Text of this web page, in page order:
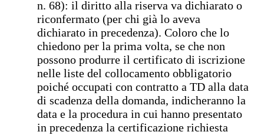
n. 68): il diritto alla riserva va dichiarato o
riconfermato (per chi già lo aveva
dichiarato in precedenza). Coloro che lo
chiedono per la prima volta, se che non
possono produrre il certificato di iscrizione
nelle liste del collocamento obbligatorio
poiché occupati con contratto a TD alla data
di scadenza della domanda, indicheranno la
data e la procedura in cui hanno presentato
in precedenza la certificazione richiesta